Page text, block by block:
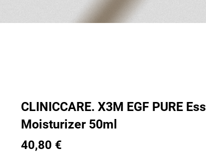
CLINICCARE. X3M EGF PURE
Moisturizer 50ml
40,80 €